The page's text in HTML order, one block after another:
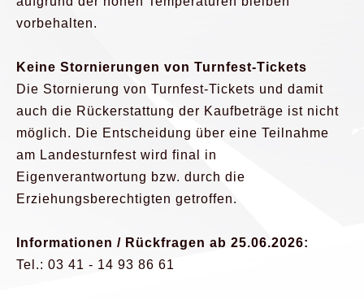
vorbehalten.
Keine Stornierungen von Turnfest-Tickets
Die Stornierung von Turnfest-Tickets und damit
auch die Rückerstattung der Kaufbeträge ist nicht
möglich. Die Entscheidung über eine Teilnahme
am Landesturnfest wird final in
Eigenverantwortung bzw. durch die
Erziehungsberechtigten getroffen.
Informationen / Rückfragen ab 25.06.2026:
Tel.: 03 41 - 14 93 86 61